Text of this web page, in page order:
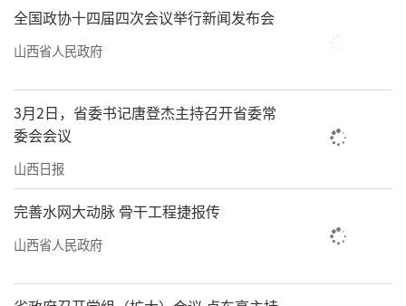
全国政协十四届四次会议举行新闻发布会
山西省人民政府
3月2日，省委书记唐登杰主持召开省委常
委会会议
山西日报
完善水网大动脉 骨干工程捷报传
山西省人民政府